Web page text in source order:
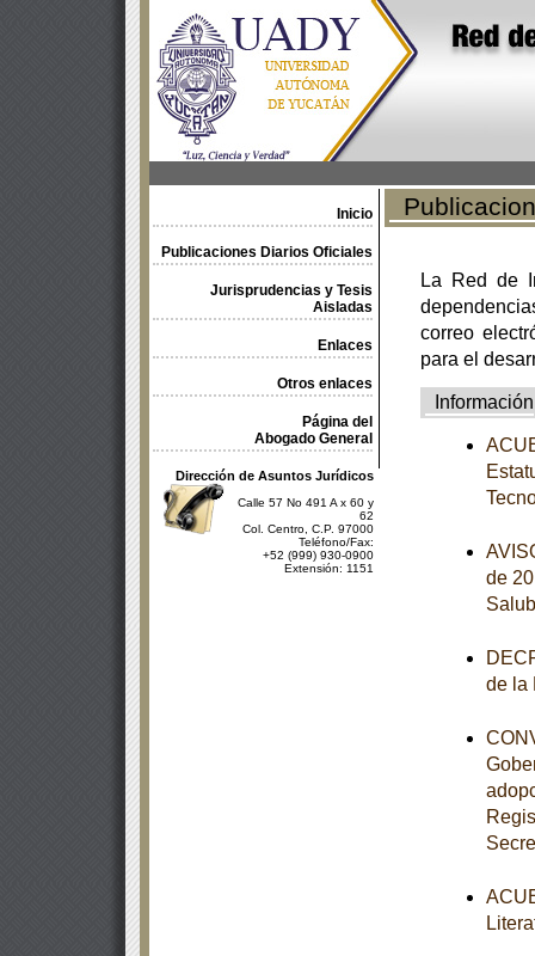
Inicio
Publicaciones Diarios Oficiales
Jurisprudencias y Tesis
Aisladas
Enlaces
Otros enlaces
Página del
Abogado General
Dirección de Asuntos Jurídicos
Calle 57 No 491 A x 60 y
62
Col. Centro, C.P. 97000
Teléfono/Fax:
+52 (999) 930-0900
Extensión: 1151
La Red de
correo
para el
Información
de
de la